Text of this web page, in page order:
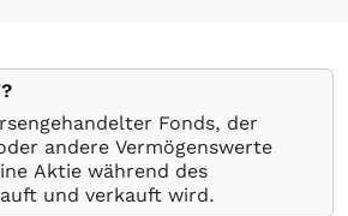
Fonds, der
andere Vermögenswerte
Aktie während des
und verkauft wird.